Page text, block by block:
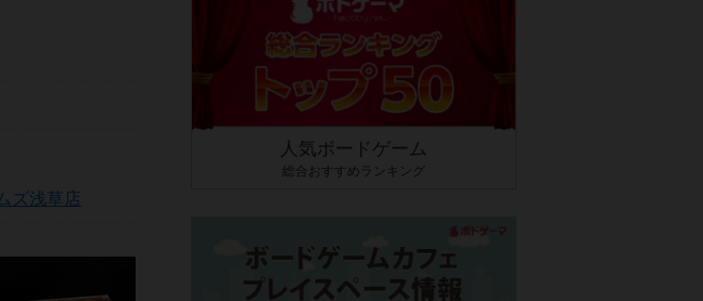
ズ浅草店
人気ボードゲーム
総合おすすめランキング